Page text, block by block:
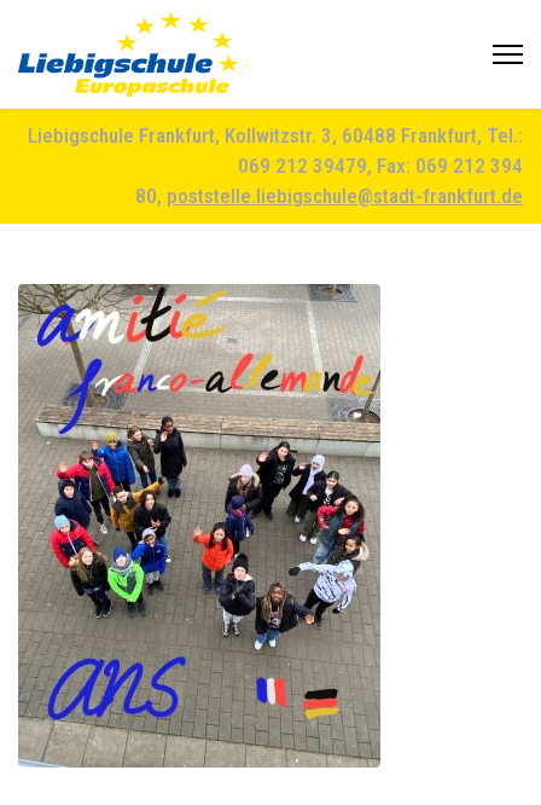
Liebigschule Frankfurt, Kollwitzstr. 3, 60488 Frankfurt, Tel.:
069 212 39479, Fax: 069 212 394
80, poststelle.liebigschule@stadt-frankfurt.de